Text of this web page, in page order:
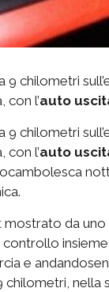
9 chilometri
con l’auto
9 chilometri
con l’auto
mostrato da
e
chilometri, nella